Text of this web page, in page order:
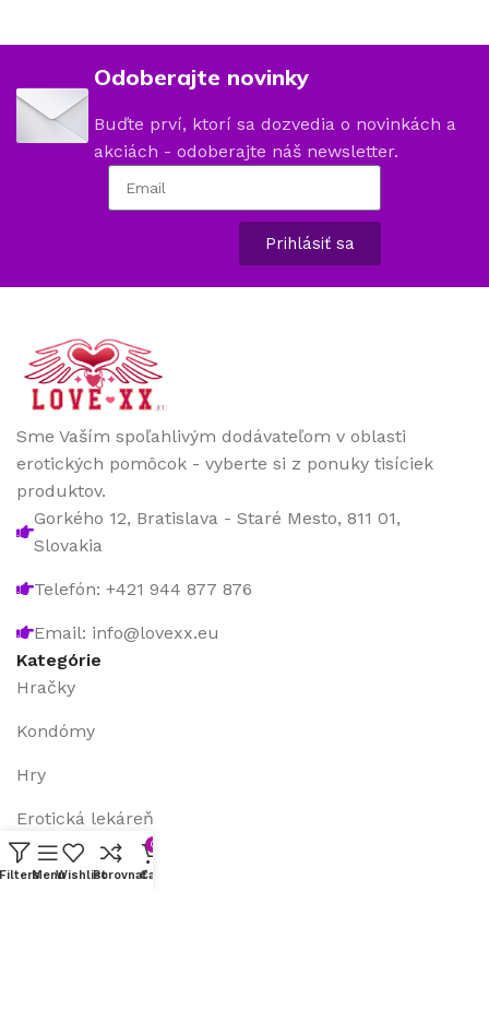
Odoberajte novinky
Buďte prví, ktorí sa dozvedia o novinkách a
akciách - odoberajte náš newsletter.
Prihlásiť sa
Sme Vaším spoľahlivým dodávateľom v oblasti
erotických pomôcok - vyberte si z ponuky tisíciek
produktov.
Gorkého 12, Bratislava - Staré Mesto, 811 01,
Slovakia
Telefón: +421 944 877 876
Email: info@lovexx.eu
Kategórie
Hračky
Kondómy
Hry
Erotická lekáreň
S/M bondáž
FiltersMenuWishlistPorovnať
0
Cart